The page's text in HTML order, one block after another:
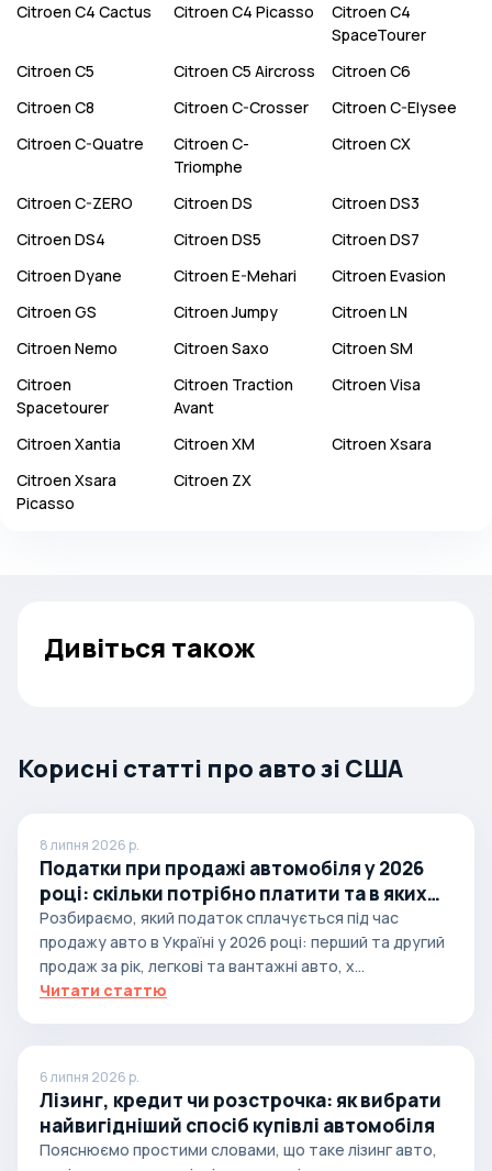
Citroen C4 Cactus Citroen C4 Picasso Citroen C4
SpaceTourer
Citroen C5 Citroen C5 Aircross Citroen C6
Citroen C8 Citroen C-Crosser Citroen C-Elysee
Citroen C-Quatre Citroen C-
Triomphe
Citroen CX
Citroen C-ZERO Citroen DS Citroen DS3
Citroen DS4 Citroen DS5 Citroen DS7
Citroen Dyane Citroen E-Mehari Citroen Evasion
Citroen GS Citroen Jumpy Citroen LN
Citroen Nemo Citroen Saxo Citroen SM
Citroen
Spacetourer
Citroen Traction
Avant
Citroen Visa
Citroen Xantia Citroen XM Citroen Xsara
Citroen Xsara
Picasso
Citroen ZX
Дивіться також
Корисні статті про авто зі США
8 липня 2026 р.
Податки при продажі автомобіля у 2026
році: скільки потрібно платити та в яких
випадках
Розбираємо, який податок сплачується під час
продажу авто в Україні у 2026 році: перший та другий
продаж за рік, легкові та вантажні авто, х...
Читати статтю
6 липня 2026 р.
Лізинг, кредит чи розстрочка: як вибрати
найвигідніший спосіб купівлі автомобіля
Пояснюємо простими словами, що таке лізинг авто,